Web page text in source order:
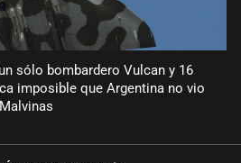
sólo bombardero Vulcan y 16
imposible que Argentina no vio